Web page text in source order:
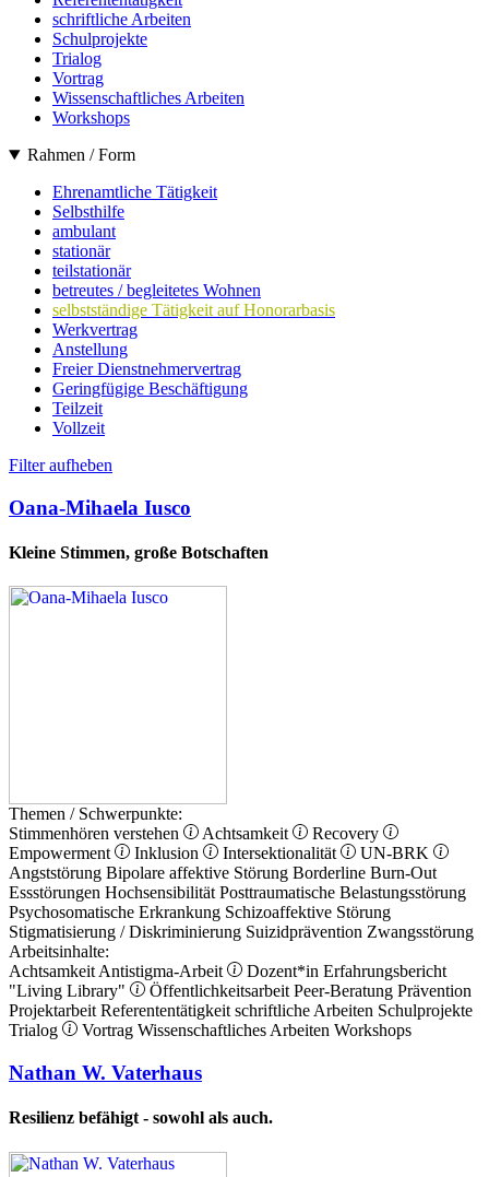
schriftliche Arbeiten
Schulprojekte
Trialog
Vortrag
Wissenschaftliches Arbeiten
Workshops
Rahmen / Form
Ehrenamtliche Tätigkeit
Selbsthilfe
ambulant
stationär
teilstationär
betreutes / begleitetes Wohnen
selbstständige Tätigkeit auf Honorarbasis
Werkvertrag
Anstellung
Freier Dienstnehmervertrag
Geringfügige Beschäftigung
Teilzeit
Vollzeit
Filter aufheben
Oana-Mihaela Iusco
Kleine Stimmen, große Botschaften
Themen / Schwerpunkte:
Stimmenhören verstehen
Achtsamkeit
Recovery
Empowerment
Inklusion Intersektionalität
UN-BRK
Angststörung Bipolare affektive Störung Borderline Burn-Out
Essstörungen Hochsensibilität Posttraumatische Belastungsstörung
Psychosomatische Erkrankung Schizoaffektive Störung
Stigmatisierung / Diskriminierung Suizidprävention Zwangsstörung
Arbeitsinhalte:
Achtsamkeit Antistigma-Arbeit Dozent*in Erfahrungsbericht
"Living Library"
Öffentlichkeitsarbeit Peer-Beratung Prävention
Projektarbeit Referententätigkeit schriftliche Arbeiten Schulprojekte
Trialog
Vortrag Wissenschaftliches Arbeiten Workshops
Nathan W. Vaterhaus
Resilienz befähigt - sowohl als auch.